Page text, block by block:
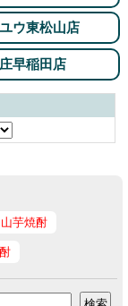
ウ東松山店
早稲田店
山芋焼酎